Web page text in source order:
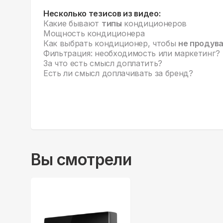
Несколько тезисов из видео:
Какие бывают типы кондиционеров
Мощность кондиционера
Как выбрать кондиционер, чтобы не
Фильтрация: необходимость или маркетинг?
За что есть смысл доплатить?
Есть ли смысл доплачивать за бренд?
Вы смотрели